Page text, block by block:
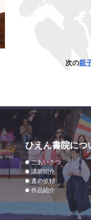
次の親
ひえん書院につ
ごあいさつ
講師紹介
書の依頼
作品紹介